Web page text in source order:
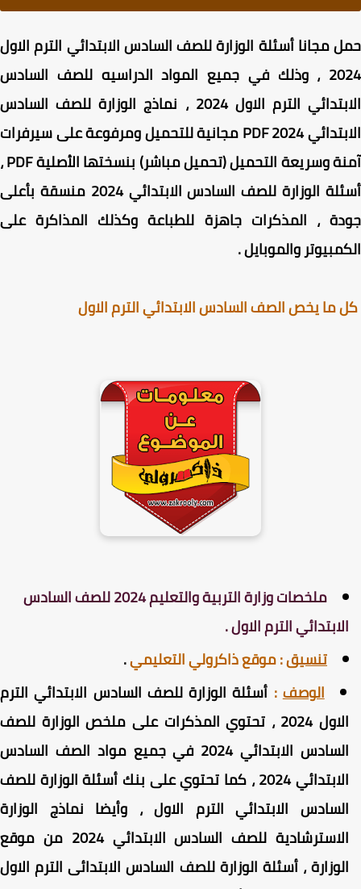
مجاناأسئلة الوزارة للصف السادس الابتدائي الترم الاول
، وذلك في جميع المواد الدراسيه للصف السادس
الابتدائي الترم الاول 2024 ، نماذج الوزارة للصف السادس
الابتدائي 2024 PDF مجانية للتحميل ومرفوعة على سيرفرات
آمنة وسريعة التحميل (تحميل مباشر) بنسختها الأصلية PDF ،
أسئلة الوزارة للصف السادس الابتدائي 2024 منسقة بأعلى
، المذكرات جاهزة للطباعة وكذلك المذاكرة على
والموبايل .
يخص الصف السادس الابتدائي الترم الاول
ملخصات وزارة التربية والتعليم 2024 للصف السادس
الترم الاول .
تنسيق:موقع ذاكرولي التعليمي.
الوصف:أسئلة الوزارة للصف السادس الابتدائي الترم
الاول 2024 ، تحتوي المذكرات على ملخص الوزارة للصف
السادس الابتدائي 2024 في جميع مواد الصف السادس
الابتدائي 2024 ، كما تحتوي على بنك أسئلة الوزارة للصف
الابتدائي الترم الاول ، وأيضا نماذج الوزارة
الاسترشادية للصف السادس الابتدائي 2024 من موقع
، أسئلة الوزارة للصف السادس الابتدائى الترم الاول